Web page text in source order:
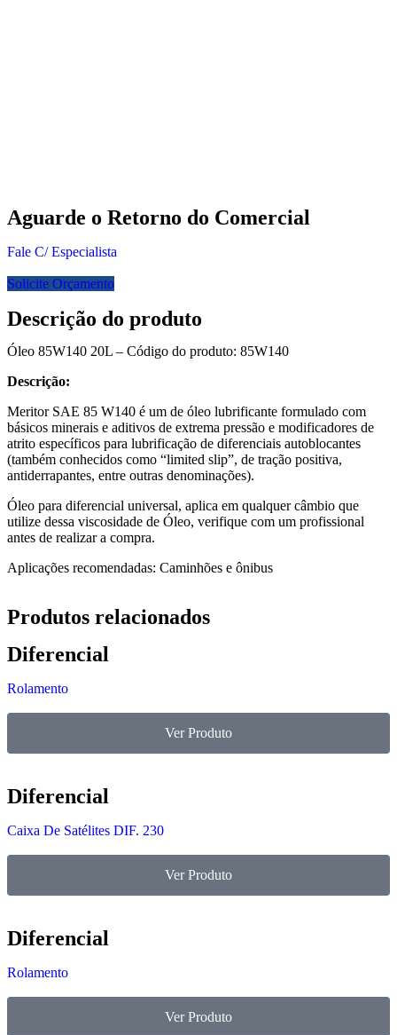
Aguarde o Retorno do Comercial
Fale C/ Especialista
Solicite Orçamento
Descrição do produto
Óleo 85W140 20L – Código do produto: 85W140
Descrição:
Meritor SAE 85 W140 é um de óleo lubrificante formulado com
básicos minerais e aditivos de extrema pressão e modificadores de
atrito específicos para lubrificação de diferenciais autoblocantes
(também conhecidos como “limited slip”, de tração positiva,
antiderrapantes, entre outras denominações).
Óleo para diferencial universal, aplica em qualquer câmbio que
utilize dessa viscosidade de Óleo, verifique com um profissional
antes de realizar a compra.
Aplicações recomendadas: Caminhões e ônibus
Produtos relacionados
Diferencial
Rolamento
Ver Produto
Diferencial
Caixa De Satélites DIF. 230
Ver Produto
Diferencial
Rolamento
Ver Produto